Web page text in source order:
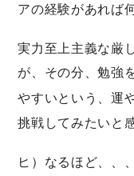
アの経験があれば
実力至上主義な厳
が、その分、勉強
やすいという、運
挑戦してみたいと
ヒ）なるほど、、